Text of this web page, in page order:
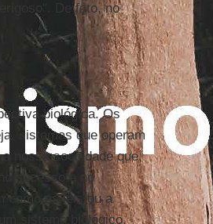
De fato, no
biológica. Os
sistemas que operam
nossa sociedade que,
sucesso e no
como as leis ou a
sistema biológico.